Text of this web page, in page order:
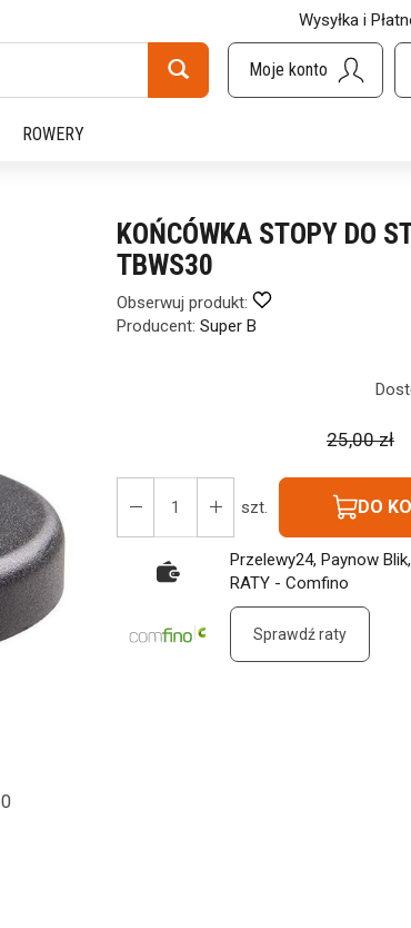
Wysyłka i
ROWERY
KOŃCÓWKA STOPY DO
TBWS30
Obserwuj produkt:
Producent: Super B
25,00 zł
szt. DO
Przelewy24, Paynow
RATY - Comfino
Sprawdź raty